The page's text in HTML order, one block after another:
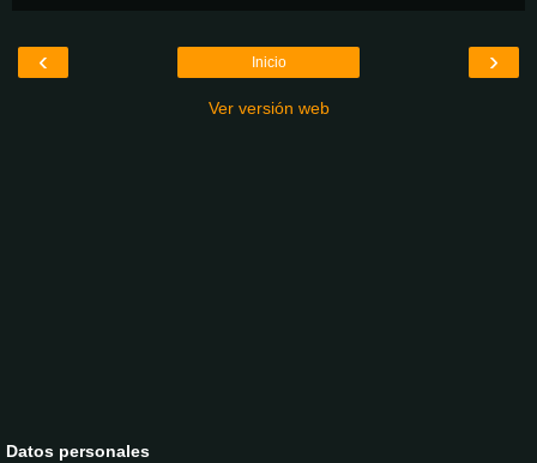
‹ ›
Inicio
Ver versión web
Datos personales